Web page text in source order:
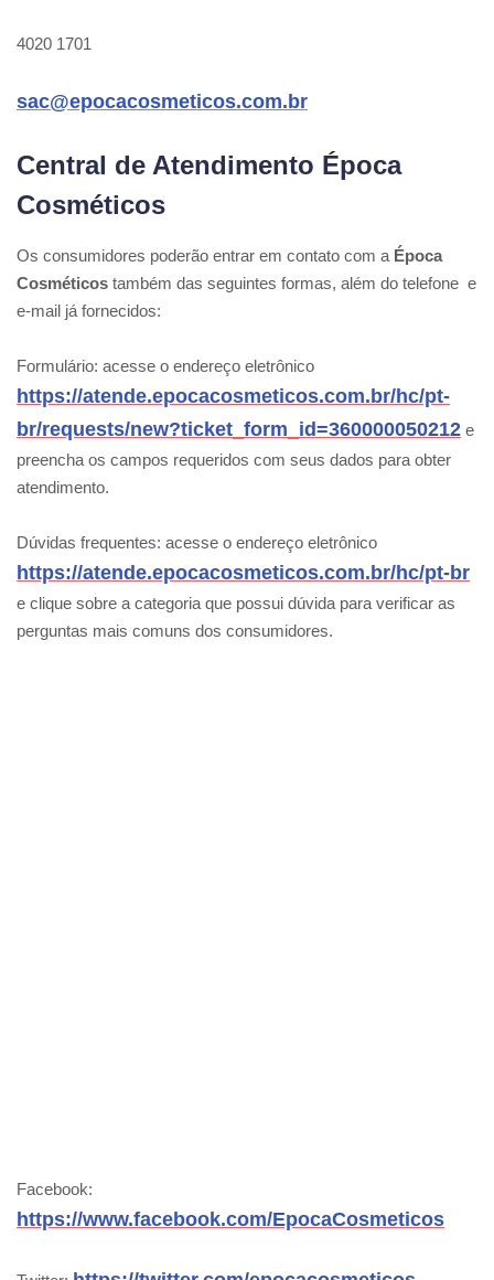
4020 1701
sac@epocacosmeticos.com.br
Central de Atendimento Época
Cosméticos
Os consumidores poderão entrar em contato com a Época
Cosméticos também das seguintes formas, além do telefone e
e-mail já fornecidos:
Formulário: acesse o endereço eletrônico
https://atende.epocacosmeticos.com.br/hc/pt-
br/requests/new?ticket_form_id=360000050212 e
preencha os campos requeridos com seus dados para obter
atendimento.
Dúvidas frequentes: acesse o endereço eletrônico
https://atende.epocacosmeticos.com.br/hc/pt-br
e clique sobre a categoria que possui dúvida para verificar as
perguntas mais comuns dos consumidores.
Facebook:
https://www.facebook.com/EpocaCosmeticos